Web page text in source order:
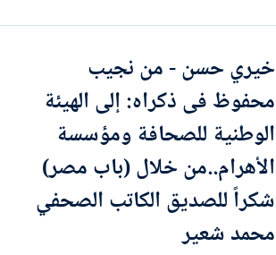
كانوا داخل قاعة الفنون التشكيلية الملحقة
بقصر ثقافة مدينة بني سويف – شمال
الصعيد – والتي تبعد عن القاهرة 120كم...
خيري حسن - من نجيب
محفوظ فى ذكراه: إلى الهيئة
الوطنية للصحافة ومؤسسة
الأهرام..من خلال (باب مصر)
شكراً للصديق الكاتب الصحفي
محمد شعير